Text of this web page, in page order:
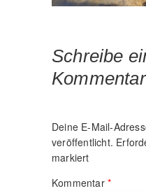
Schreibe
Kommentar
Deine E-Mail-
veröffentlicht.
markiert
Kommentar *